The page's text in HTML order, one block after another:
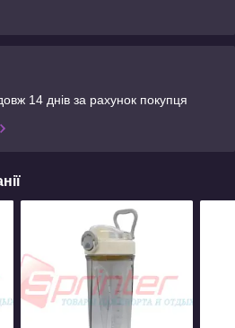
14 днів за рахунок покупця